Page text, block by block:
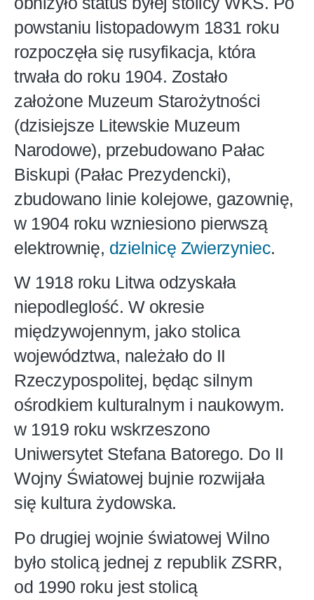
powstaniu listopadowym 1831 roku
rozpoczęła się rusyfikacja, która
trwała do roku 1904. Zostało
założone Muzeum Starożytności
(dzisiejsze Litewskie Muzeum
Narodowe), przebudowano Pałac
Biskupi (Pałac Prezydencki),
zbudowano linie kolejowe, gazownię,
w 1904 roku wzniesiono pierwszą
elektrownię, dzielnicę Zwierzyniec.
W 1918 roku Litwa odzyskała
niepodleglość. W okresie
międzywojennym, jako stolica
województwa, należało do II
Rzeczypospolitej, będąc silnym
ośrodkiem kulturalnym i naukowym.
w 1919 roku wskrzeszono
Uniwersytet Stefana Batorego. Do II
Wojny Światowej bujnie rozwijała
się kultura żydowska.
Po drugiej wojnie światowej Wilno
było stolicą jednej z republik ZSRR,
od 1990 roku jest stolicą